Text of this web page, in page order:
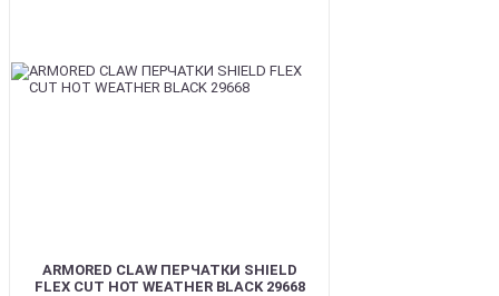
ARMORED CLAW ПЕРЧАТКИ SHIELD
FLEX CUT HOT WEATHER BLACK 29668